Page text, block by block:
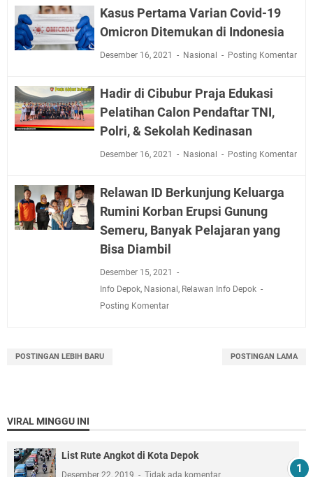
Kasus Pertama Varian Covid-19
Omicron Ditemukan di Indonesia
Desember 16, 2021 Nasional Posting Komentar
Hadir di Cibubur Praja Edukasi
Pelatihan Calon Pendaftar TNI,
Polri, & Sekolah Kedinasan
Desember 16, 2021 Nasional Posting Komentar
Relawan ID Berkunjung Keluarga
Rumini Korban Erupsi Gunung
Semeru, Banyak Pelajaran yang
Bisa Diambil
Desember 15, 2021
Info Depok, Nasional, Relawan Info Depok
Posting Komentar
POSTINGAN LEBIH BARU POSTINGAN LAMA
VIRAL MINGGU INI
List Rute Angkot di Kota Depok
Desember 22, 2019 Tidak ada komentar